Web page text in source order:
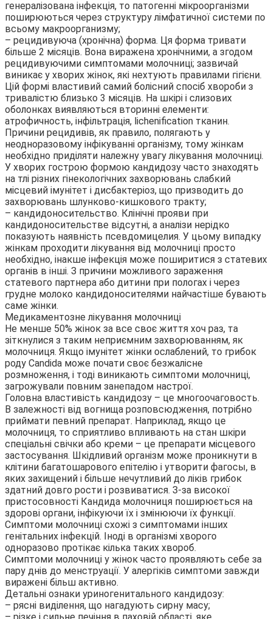
генералізована інфекція, то патогенні мікроорганізми
поширюються через структуру лімфатичної системи по
всьому макроорганизму;
– рецидивуюча (хронічна) форма. Ця форма тривати
більше 2 місяців. Вона виражена хронічними, а згодом
рецидивуючими симптомами молочниці; зазвичай
виникає у хворих жінок, які нехтують правилами гігієни.
Цій формі властивий самий болісний спосіб хвороби з
тривалістю близько 3 місяців. На шкірі і слизових
оболонках виявляються вторинні елементи:
атрофичность, інфільтрація, lichenification тканин.
Причини рецидивів, як правило, полягають у
неодноразовому інфікуванні організму, тому жінкам
необхідно приділяти належну увагу лікування молочниці.
У хворих гострою формою кандидозу часто знаходять
на тлі різних гінекологічних захворювань слабкий
місцевий імунітет і дисбактеріоз, що призводить до
захворювань шлунково-кишкового тракту;
– кандидоносительство. Клінічні прояви при
кандидоносительстве відсутні, а аналізи нерідко
показують наявність псевдомицелия. У цьому випадку
жінкам проходити лікування від молочниці просто
необхідно, інакше інфекція може поширитися з статевих
органів в інші. З причини можливого зараження
статевого партнера або дитини при пологах і через
грудне молоко кандидоносителями найчастіше бувають
саме жінки.
Медикаментозне лікування молочниці
Не менше 50% жінок за все своє життя хоч раз, та
зіткнулися з таким неприємним захворюванням, як
молочниця. Якщо імунітет жінки ослаблений, то грибок
роду Candida може почати своє безжалісне
розмноження, і тоді виникають симптоми молочниці,
загрожували повним занепадом настрої.
Головна властивість кандидозу – це многоочаговость.
В залежності від вогнища розповсюдження, потрібно
приймати певний препарат. Наприклад, якщо це
молочниця, то сприятливо впливають на стан шкіри
спеціальні свічки або креми – це препарати місцевого
застосування. Шкідливий організм може проникнути в
клітини багатошарового епітелію і утворити фагосы, в
яких захищений і більше нечутливий до ліків грибок
здатний довго рости і розвиватися. З-за високої
пристосовності Кандида молочниця поширюється на
здорові органи, інфікуючи їх і змінюючи їх функції.
Симптоми молочниці схожі з симптомами інших
генітальних інфекцій. Іноді в організмі хворого
одноразово протікає кілька таких хвороб.
Симптоми молочниці у жінок часто проявляють себе за
пару днів до менструації. У алергіків симптоми завжди
виражені більш активно.
Детальні ознаки уриногенитального кандидозу:
– рясні виділення, що нагадують сирну масу;